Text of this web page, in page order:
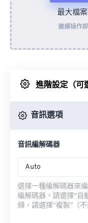
來
來
最大檔
繼續操作
進階設定（可
音訊選項
音訊編解碼器
Auto
選擇一種編解碼器來
編解碼器，請選擇“自
頻，請選擇“複製”（不